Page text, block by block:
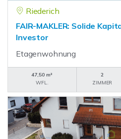
Riederich
FAIR-MAKLER: Solide
Investor
Etagenwohnung
47,50 m²
WFL.
2
ZIMMER